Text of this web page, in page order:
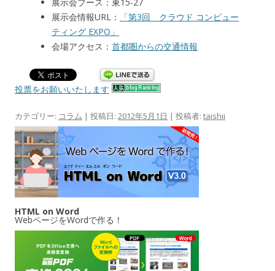
展示会情報URL：
「第3回 クラウド コンピュー
ティング EXPO」
会場アクセス： 首都圏からの交通情報
投票をお願いいたします
カテゴリー: コラム | 投稿日: 2012年5月1日 | 投稿者: taishii
HTML on Word
WebページをWordで作る！